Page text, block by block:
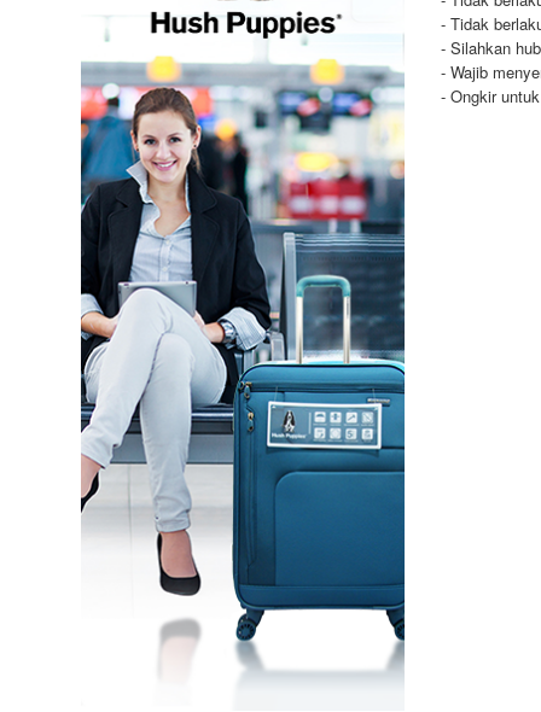
- Tidak
- Silahkan
- Wajib
- Ongkir